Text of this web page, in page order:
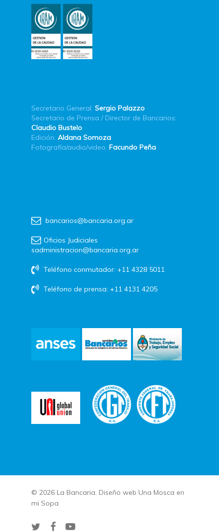
Secretario General: Sergio Palazzo
Secretario de Prensa / Director de Bancarios:
Claudio Bustelo
Edición: Aldana Somoza
Fotografía/audio/video: Facundo Peña
bancarios@bancaria.org.ar
Oficios Judiciales
sadministracion@bancaria.org.ar
Teléfono conmutador: +11 4328 5011
Teléfono de prensa: +11 4131 4205
© 2026 La Bancaria. Diseño web Una Mosca en
mi Sopa
twitterfacebookyoutube